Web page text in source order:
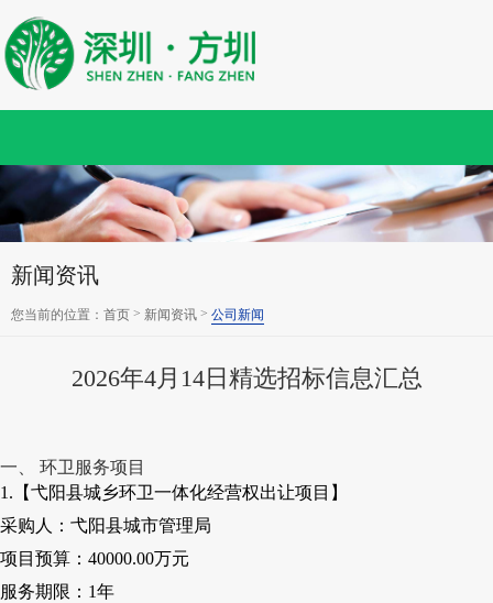
新闻资讯
您当前的位置： 首页 > 新闻资讯 > 公司新闻
2026年4月14日精选招标信息汇总
一、 环卫服务项目
1.【弋阳县城乡环卫一体化经营权出让项目】
采购人：弋阳县城市管理局
项目预算： 40000.00万元
服务期限： 1年